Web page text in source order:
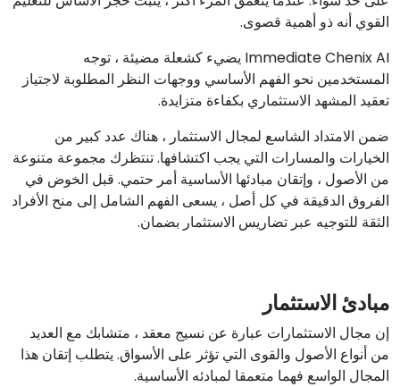
القوي أنه ذو أهمية قصوى.
Immediate Chenix AI يضيء كشعلة مضيئة ، توجه
المستخدمين نحو الفهم الأساسي ووجهات النظر المطلوبة لاجتياز
تعقيد المشهد الاستثماري بكفاءة متزايدة.
ضمن الامتداد الشاسع لمجال الاستثمار ، هناك عدد كبير من
الخيارات والمسارات التي يجب اكتشافها. تنتظرك مجموعة متنوعة
من الأصول ، وإتقان مبادئها الأساسية أمر حتمي. قبل الخوض في
الفروق الدقيقة في كل أصل ، يسعى الفهم الشامل إلى منح الأفراد
الثقة للتوجيه عبر تضاريس الاستثمار بضمان.
مبادئ الاستثمار
إن مجال الاستثمارات عبارة عن نسيج معقد ، متشابك مع العديد
من أنواع الأصول والقوى التي تؤثر على الأسواق. يتطلب إتقان هذا
المجال الواسع فهما متعمقا لمبادئه الأساسية.